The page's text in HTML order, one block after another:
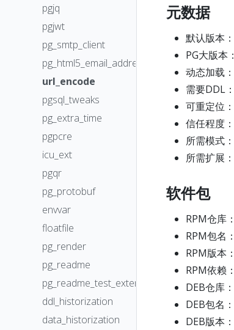
pgjq
pgjwt
pg_smtp_client
pg_html5_email_address
url_encode
pgsql_tweaks
pg_extra_time
pgpcre
icu_ext
pgqr
pg_protobuf
envvar
floatfile
pg_render
pg_readme
pg_readme_test_extension
ddl_historization
data_historization
元数据
默认版本：
PG大版本：
动态加载：
需要DDL：
可重定位：
信任程度
所需模式
所需扩展
软件包
RPM仓库：
RPM包名：
RPM版本：
RPM依赖
DEB仓库：
DEB包名：
DEB版本：